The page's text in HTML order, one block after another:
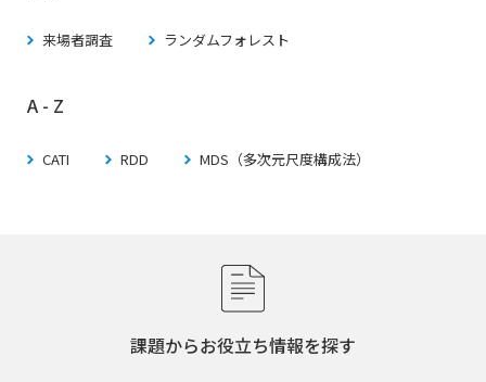
来場者調査 ランダムフォレスト
A - Z
CATI RDD MDS（多次元尺度構成法）
課題からお役立ち情報を探す